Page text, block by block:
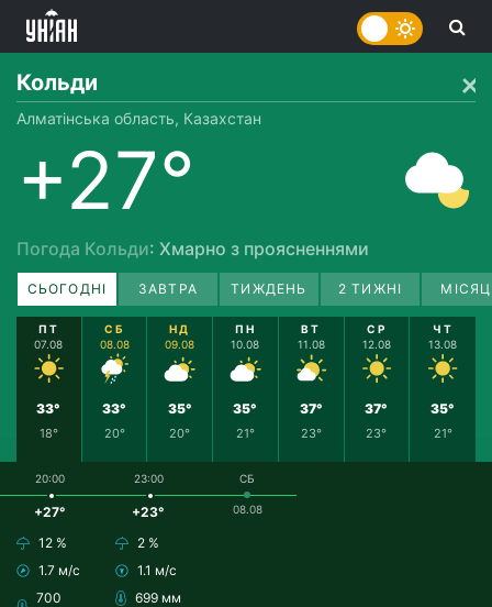
Кольди
Алматінська область, Казахстан
+27°
Погода Кольди: Хмарно з проясненнями
СЬОГОДНІ ЗАВТРА ТИЖДЕНЬ 2 ТИЖНІ
ПТ
07.08
33°
18°
СБ
08.08
33°
20°
НД
09.08
35°
20°
ПН
10.08
35°
21°
ВТ
11.08
37°
23°
СР
12.08
37°
23°
ЧТ
13.08
35°
21°
20:00
+27°
12 %
1.7 м/с
700
23:00
+23°
2 %
1.1 м/с
699 мм
СБ
08.08